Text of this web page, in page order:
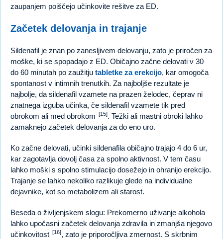
zaupanjem poiščejo učinkovite rešitve za ED.
Začetek delovanja in trajanje
Sildenafil je znan po zanesljivem delovanju, zato je priročen za
moške, ki se spopadajo z ED. Običajno začne delovati v 30
do 60 minutah po zaužitju tabletke za erekcijo, kar omogoča
spontanost v intimnih trenutkih. Za najboljše rezultate je
najbolje, da sildenafil vzamete na prazen želodec, čeprav ni
znatnega izguba učinka, če sildenafil vzamete tik pred
obrokom ali med obrokom [15]. Težki ali mastni obroki lahko
zamaknejo začetek delovanja za do eno uro.
Ko začne delovati, učinki sildenafila običajno trajajo 4 do 6 ur,
kar zagotavlja dovolj časa za spolno aktivnost. V tem času
lahko moški s spolno stimulacijo dosežejo in ohranijo erekcijo.
Trajanje se lahko nekoliko razlikuje glede na individualne
dejavnike, kot so metabolizem ali starost.
Beseda o življenjskem slogu: Prekomerno uživanje alkohola
lahko upočasni začetek delovanja zdravila in zmanjša njegovo
učinkovitost [16], zato je priporočljiva zmernost. S skrbnim